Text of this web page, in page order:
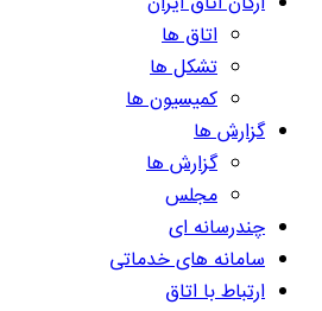
اتاق ها
تشکل ها
کمیسیون ها
گزارش ها
گزارش ها
مجلس
چندرسانه ای
سامانه های خدماتی
ارتباط با اتاق